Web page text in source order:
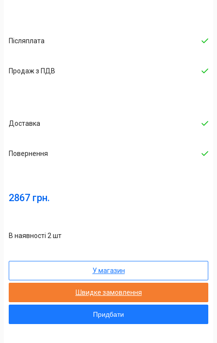
Післяплата
Продаж з ПДВ
Доставка
Повернення
2867 грн.
В наявності 2 шт
У магазин
Швидке замовлення
Придбати